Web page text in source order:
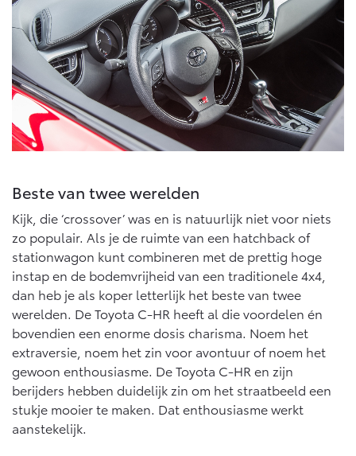
ELEKTRISCH
Vanaf € 46.301,-
ELEKTRISCH
Vanaf € 56.570,-
Vanaf € 89.986,-
Beste van twee werelden
Kijk, die ‘crossover’ was en is natuurlijk niet voor niets
zo populair. Als je de ruimte van een hatchback of
stationwagon kunt combineren met de prettig hoge
instap en de bodemvrijheid van een traditionele 4x4,
dan heb je als koper letterlijk het beste van twee
werelden. De Toyota C-HR heeft al die voordelen én
bovendien een enorme dosis charisma. Noem het
extraversie, noem het zin voor avontuur of noem het
gewoon enthousiasme. De Toyota C-HR en zijn
berijders hebben duidelijk zin om het straatbeeld een
stukje mooier te maken. Dat enthousiasme werkt
aanstekelijk.